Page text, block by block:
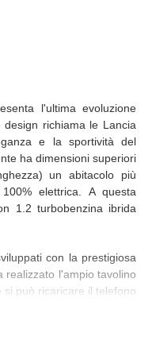
l'ultima evoluzione
richiama le Lancia
e la sportività del
ha dimensioni superiori
un abitacolo più
elettrica. A questa
1.2 turbobenzina ibrida
con la prestigiosa
realizzato l'ampio tavolino
può ricaricare il telefono